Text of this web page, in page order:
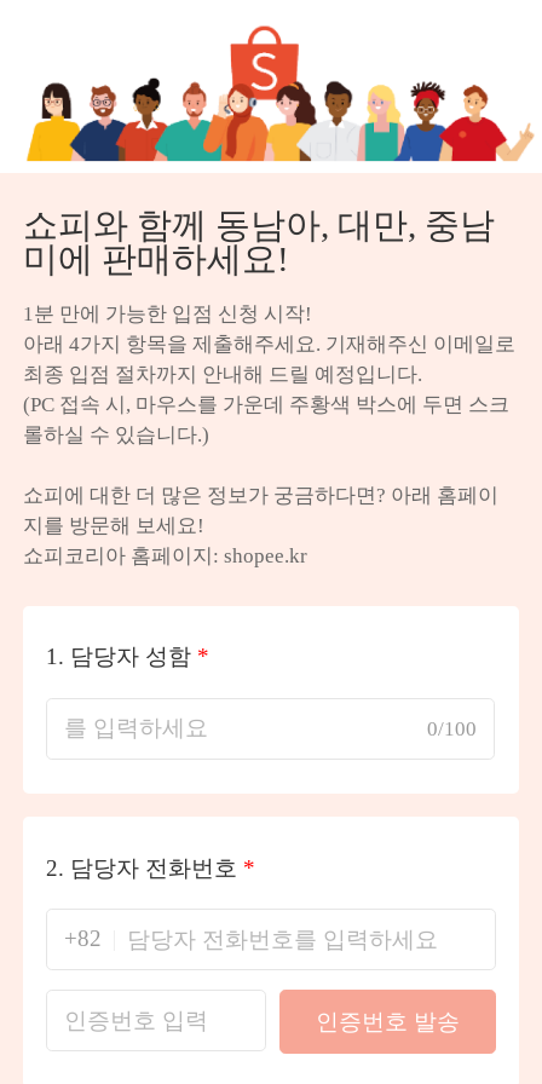
쇼피와 함께 동남아, 대만, 중남
미에 판매하세요!
1분 만에 가능한 입점 신청 시작!
아래 4가지 항목을 제출해주세요. 기재해주신 이메일로
최종 입점 절차까지 안내해 드릴 예정입니다.
(PC 접속 시, 마우스를 가운데 주황색 박스에 두면 스크
롤하실 수 있습니다.)
쇼피에 대한 더 많은 정보가 궁금하다면? 아래 홈페이
지를 방문해 보세요!
쇼피코리아 홈페이지: shopee.kr
1. 담당자 성함 *
0/100
2. 담당자 전화번호 *
+82
인증번호 발송